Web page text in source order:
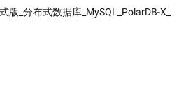
_分布式数据库_MySQL_PolarDB-X_